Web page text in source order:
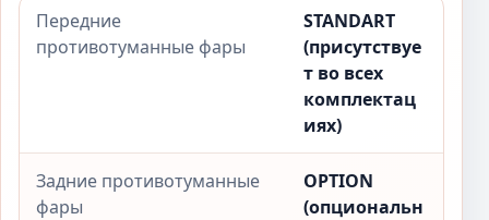
Передние
противотуманные фары
STANDART
(присутствуе
т во всех
комплектац
иях)
Задние противотуманные
фары
OPTION
(опциональн